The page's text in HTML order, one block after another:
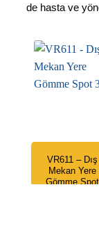
de hasta ve
VR611 – Dış
Mekan Yere
Gömme Spot